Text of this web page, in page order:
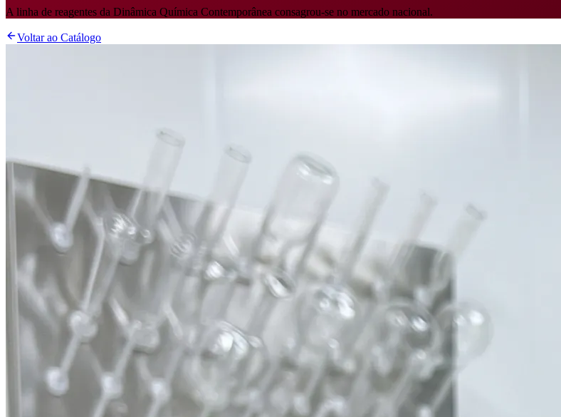
A linha de reagentes da Dinâmica Química Contemporânea consagrou-se no mercado nacional.
Voltar ao Catálogo